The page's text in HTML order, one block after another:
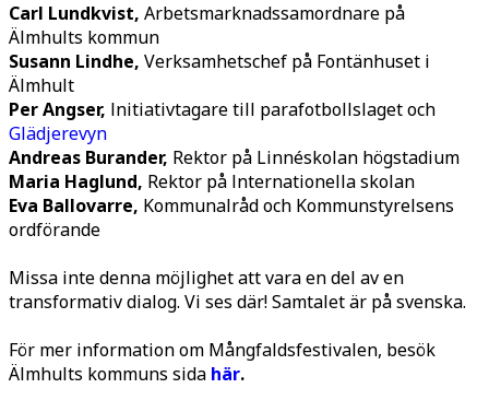
Carl Lundkvist, Arbetsmarknadssamordnare på
Älmhults kommun
Susann Lindhe, Verksamhetschef på Fontänhuset i
Älmhult
Per Angser, Initiativtagare till parafotbollslaget och
Glädjerevyn
Andreas Burander, Rektor på Linnéskolan högstadium
Maria Haglund, Rektor på Internationella skolan
Eva Ballovarre, Kommunalråd och Kommunstyrelsens
ordförande
Missa inte denna möjlighet att vara en del av en
transformativ dialog. Vi ses där! Samtalet är på svenska.
För mer information om Mångfaldsfestivalen, besök
Älmhults kommuns sida här.